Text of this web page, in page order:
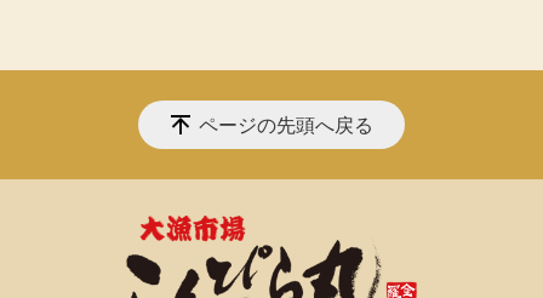
ページの先頭へ戻る